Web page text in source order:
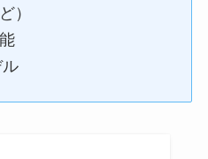
）